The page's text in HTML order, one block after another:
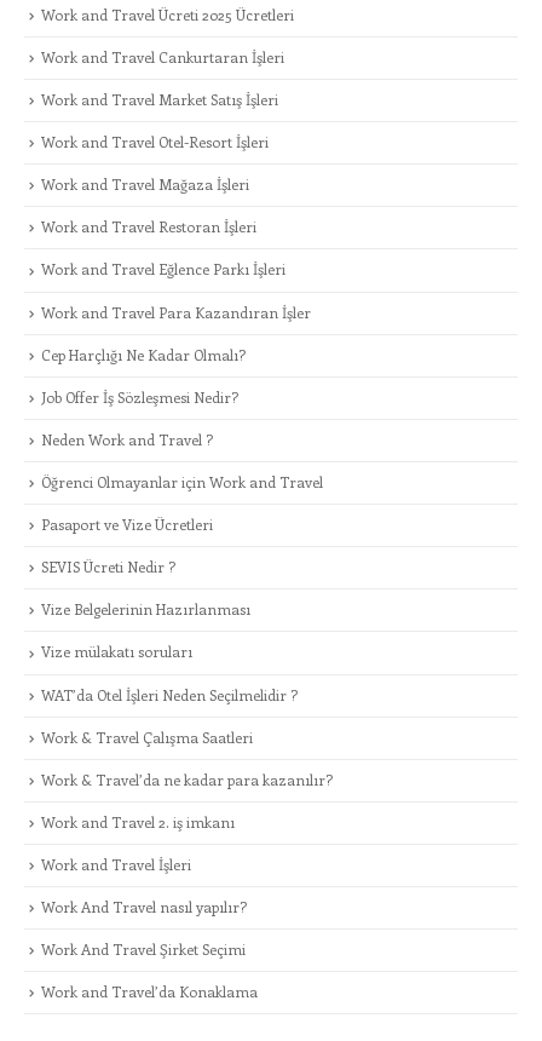
Work and Travel Ücreti 2025 Ücretleri
Work and Travel Cankurtaran İşleri
Work and Travel Market Satış İşleri
Work and Travel Otel-Resort İşleri
Work and Travel Mağaza İşleri
Work and Travel Restoran İşleri
Work and Travel Eğlence Parkı İşleri
Work and Travel Para Kazandıran İşler
Cep Harçlığı Ne Kadar Olmalı?
Job Offer İş Sözleşmesi Nedir?
Neden Work and Travel ?
Öğrenci Olmayanlar için Work and Travel
Pasaport ve Vize Ücretleri
SEVIS Ücreti Nedir ?
Vize Belgelerinin Hazırlanması
Vize mülakatı soruları
WAT’da Otel İşleri Neden Seçilmelidir ?
Work & Travel Çalışma Saatleri
Work & Travel’da ne kadar para kazanılır?
Work and Travel 2. iş imkanı
Work and Travel İşleri
Work And Travel nasıl yapılır?
Work And Travel Şirket Seçimi
Work and Travel’da Konaklama